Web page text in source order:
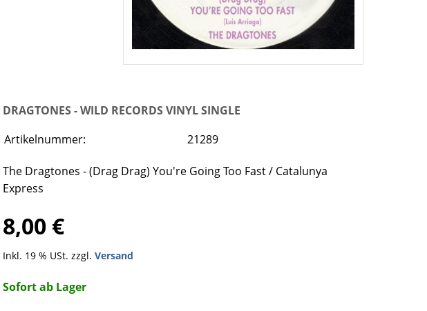
DRAGTONES - WILD RECORDS VINYL SINGLE
Artikelnummer:
21289
The Dragtones - (Drag Drag) You're Going Too Fast / Catalunya
Express
8,00 €
Inkl. 19 % USt. zzgl. Versand
Sofort ab Lager